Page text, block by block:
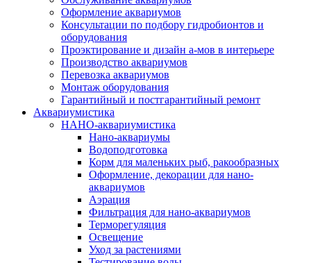
Оформление аквариумов
Консультации по подбору гидробионтов и
оборудования
Проэктирование и дизайн а-мов в интерьере
Производство аквариумов
Перевозка аквариумов
Монтаж оборудования
Гарантийный и постгарантийный ремонт
Аквариумистика
НАНО-аквариумистика
Нано-аквариумы
Водоподготовка
Корм для маленьких рыб, ракообразных
Оформление, декорации для нано-
аквариумов
Аэрация
Фильтрация для нано-аквариумов
Терморегуляция
Освещение
Уход за растениями